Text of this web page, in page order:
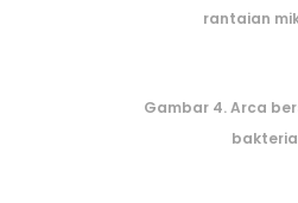
rantaian
Gambar 4. Arca